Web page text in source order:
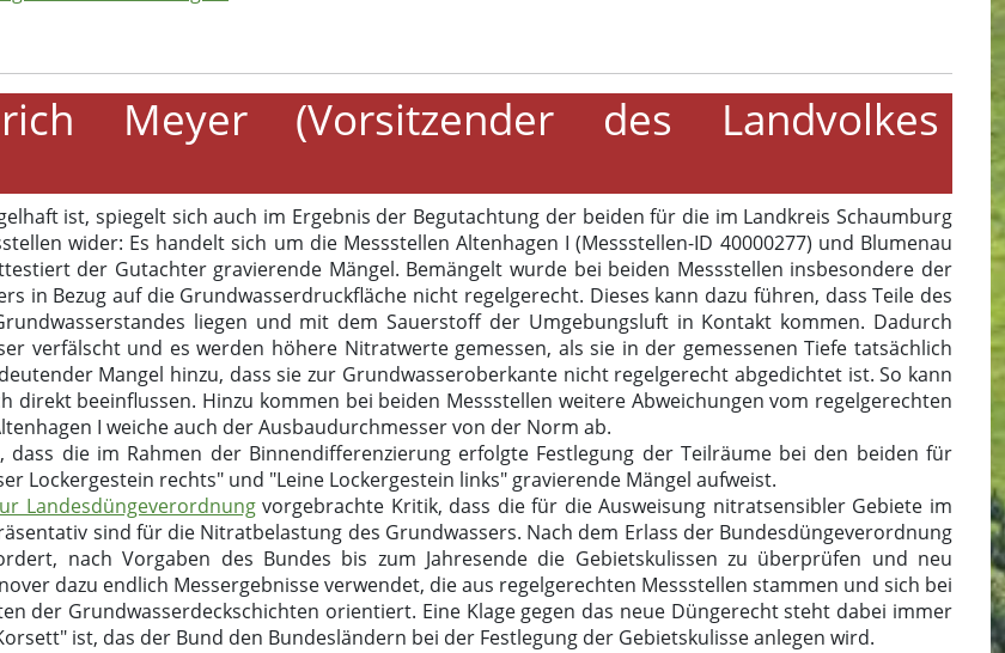
Meyer (Vorsitzender des Landvolkes
ist, spiegelt sich auch im Ergebnis der Begutachtung der beiden für die im Landkreis Schaumburg
wider: Es handelt sich um die Messstellen Altenhagen I (Messstellen-ID 40000277) und Blumenau
der Gutachter gravierende Mängel. Bemängelt wurde bei beiden Messstellen insbesondere der
in Bezug auf die Grundwasserdruckfläche nicht regelgerecht. Dieses kann dazu führen, dass Teile des
liegen und mit dem Sauerstoff der Umgebungsluft in Kontakt kommen. Dadurch
verfälscht und es werden höhere Nitratwerte gemessen, als sie in der gemessenen Tiefe tatsächlich
Mangel hinzu, dass sie zur Grundwasseroberkante nicht regelgerecht abgedichtet ist. So kann
direkt beeinflussen. Hinzu kommen bei beiden Messstellen weitere Abweichungen vom regelgerechten
I weiche auch der Ausbaudurchmesser von der Norm ab.
die im Rahmen der Binnendifferenzierung erfolgte Festlegung der Teilräume bei den beiden für
Lockergestein rechts" und "Leine Lockergestein links" gravierende Mängel aufweist.
Landesdüngeverordnungvorgebrachte Kritik, dass die für die Ausweisung nitratsensibler Gebiete im
sind für die Nitratbelastung des Grundwassers. Nach dem Erlass der Bundesdüngeverordnung
nach Vorgaben des Bundes bis zum Jahresende die Gebietskulissen zu überprüfen und neu
dazu endlich Messergebnisse verwendet, die aus regelgerechten Messstellen stammen und sich bei
der Grundwasserdeckschichten orientiert. Eine Klage gegen das neue Düngerecht steht dabei immer
ist, das der Bund den Bundesländern bei der Festlegung der Gebietskulisse anlegen wird.